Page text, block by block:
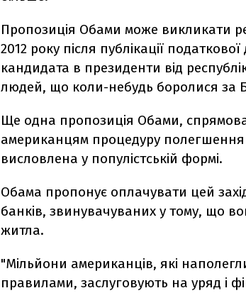
Пропозиція Обами може викликати
2012 року після публікації
кандидата в президенти від
людей, що коли-небудь боролися за
Ще одна пропозиція Обами,
американцям процедуру полегшення
висловлена у популістській формі.
Обама пропонує оплачувати цей
банків, звинувачуваних у тому, що
житла.
"Мільйони американців, які
правилами, заслуговують на уряд і